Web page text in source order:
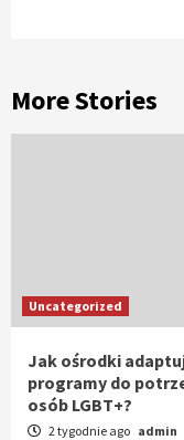
More Stories
Uncategorized
Jak ośrodki
programy do
osób LGBT+?
2 tygodnie ago admin